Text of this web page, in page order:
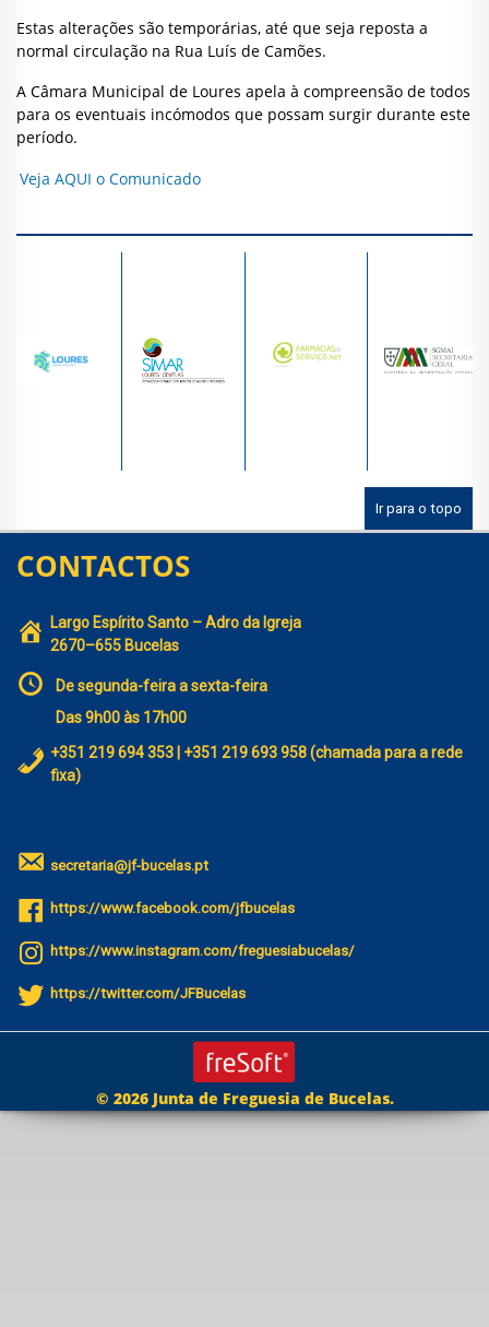
Estas alterações são temporárias, até que seja reposta a
normal circulação na Rua Luís de Camões.
A Câmara Municipal de Loures apela à compreensão de todos
para os eventuais incómodos que possam surgir durante este
período.
Veja AQUI o Comunicado
Ir para o topo
CONTACTOS
Largo Espírito Santo – Adro da Igreja
2670–655 Bucelas
De segunda-feira a sexta-feira
Das 9h00 às 17h00
+351 219 694 353 | +351 219 693 958 (chamada para a rede
fixa)
secretaria@jf-bucelas.pt
https://www.facebook.com/jfbucelas
https://www.instagram.com/freguesiabucelas/
https://twitter.com/JFBucelas
© 2026 Junta de Freguesia de Bucelas.